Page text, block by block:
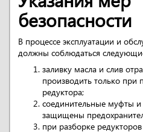
безопасности
В процессе эксплуатации и
должны соблюдаться
заливку масла и слив
производить только при
редуктора;
соединительные муфты
защищены
при разборке